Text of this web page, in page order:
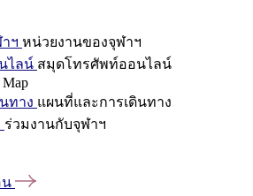
ฯ หน่วยงานของจุฬาฯ
ไลน์ สมุดโทรศัพท์ออนไลน์
Map
ทาง แผนที่และการเดินทาง
ร่วมงานกับจุฬาฯ
น